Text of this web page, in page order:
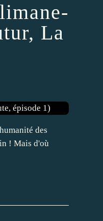
La
des
! Mais d'où